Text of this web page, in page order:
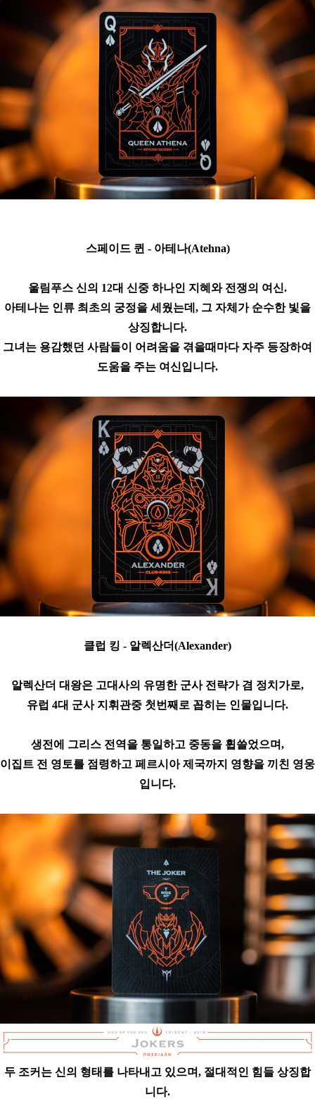
스페이드 퀸 - 아테나(Atehna)
울림푸스 신의 12대 신중 하나인 지혜와 전쟁의 여신.
아테나는 인류 최초의 궁정을 세웠는데, 그 자체가 순수한 빛을
상징합니다.
그녀는 용감했던 사람들이 어려움을 겪을때마다 자주 등장하여
도움을 주는 여신입니다.
클럽 킹 - 알렉산더(Alexander)
알렉산더 대왕은 고대사의 유명한 군사 전략가 겸 정치가로,
유럽 4대 군사 지휘관중 첫번째로 꼽히는 인물입니다.
생전에 그리스 전역을 통일하고 중동을 휩쓸었으며,
이집트 전 영토를 점령하고 페르시아 제국까지 영향을 끼친 영웅
입니다.
두 조커는 신의 형태를 나타내고 있으며, 절대적인 힘들 상징합
니다.